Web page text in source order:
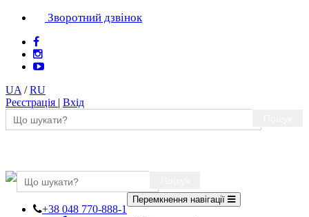
Зворотний дзвінок
UA /RU
Реєстрація | Вхід
+38 048 770-888-1
Перемкнення навігації